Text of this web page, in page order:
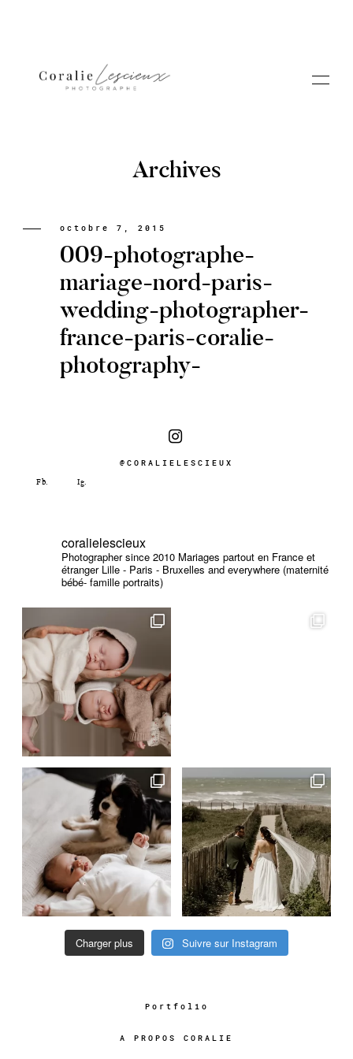
Portfolio
A PROPOS CORALIE
Contact
Archives
octobre 7, 2015
009-photographe-
mariage-nord-paris-
wedding-photographer-
france-paris-coralie-
photography-
@CORALIELESCIEUX
coralielescieux
Photographer since 2010 Mariages partout en France et
étranger Lille - Paris - Bruxelles and everywhere (maternité
bébé- famille portraits)
Charger plus Suivre sur Instagram
Portfolio
A PROPOS CORALIE